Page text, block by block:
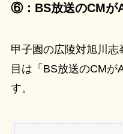
⑥：BS放送のCMが
甲子園の広陵対旭川
目は「BS放送のCM
す。